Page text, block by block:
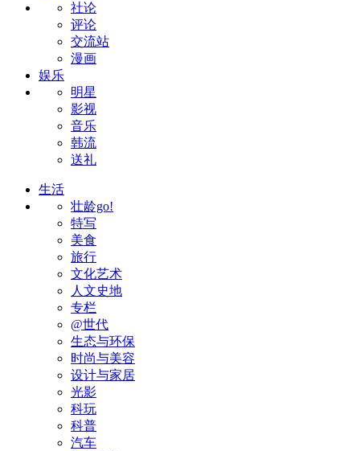
社论
评论
交流站
漫画
娱乐
明星
影视
音乐
韩流
送礼
生活
壮龄go!
特写
美食
旅行
文化艺术
人文史地
专栏
@世代
生态与环保
时尚与美容
设计与家居
光影
科玩
科普
汽车